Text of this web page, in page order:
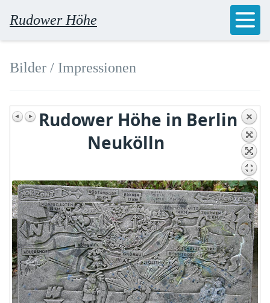
Rudower Höhe
Bilder / Impressionen
Rudower Höhe in Berlin
Neukölln